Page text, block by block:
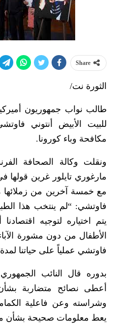
Share
الثورة نت/
طالب نواب جمهوريون
للبيت الأبيض أنتوني
مكافحة وباء كورونا.
ونقلت وكالة الصحافة
مارغوري تايلور غرين
مع خمسة آخرين من زملائها
فاوتشي: “لم ينتخب هذا
يتم اختياره لتوجيه
الأطفال من دون مشورة
فاوتشي عملياً على حياتنا
بدوره قال النائب
أعطى نصائح متضاربة
وشراسته وعن فاعلية
يعط معلومات صحيحة بشأن